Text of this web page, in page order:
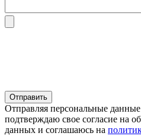
Отправляя персональные
подтверждаю свое согласие на
данных и соглашаюсь на